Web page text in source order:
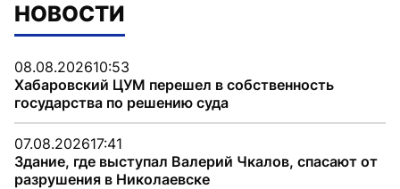
НОВОСТИ
08.08.202610:53
Хабаровский ЦУМ перешел в собственность
государства по решению суда
07.08.202617:41
Здание, где выступал Валерий Чкалов, спасают от
разрушения в Николаевске